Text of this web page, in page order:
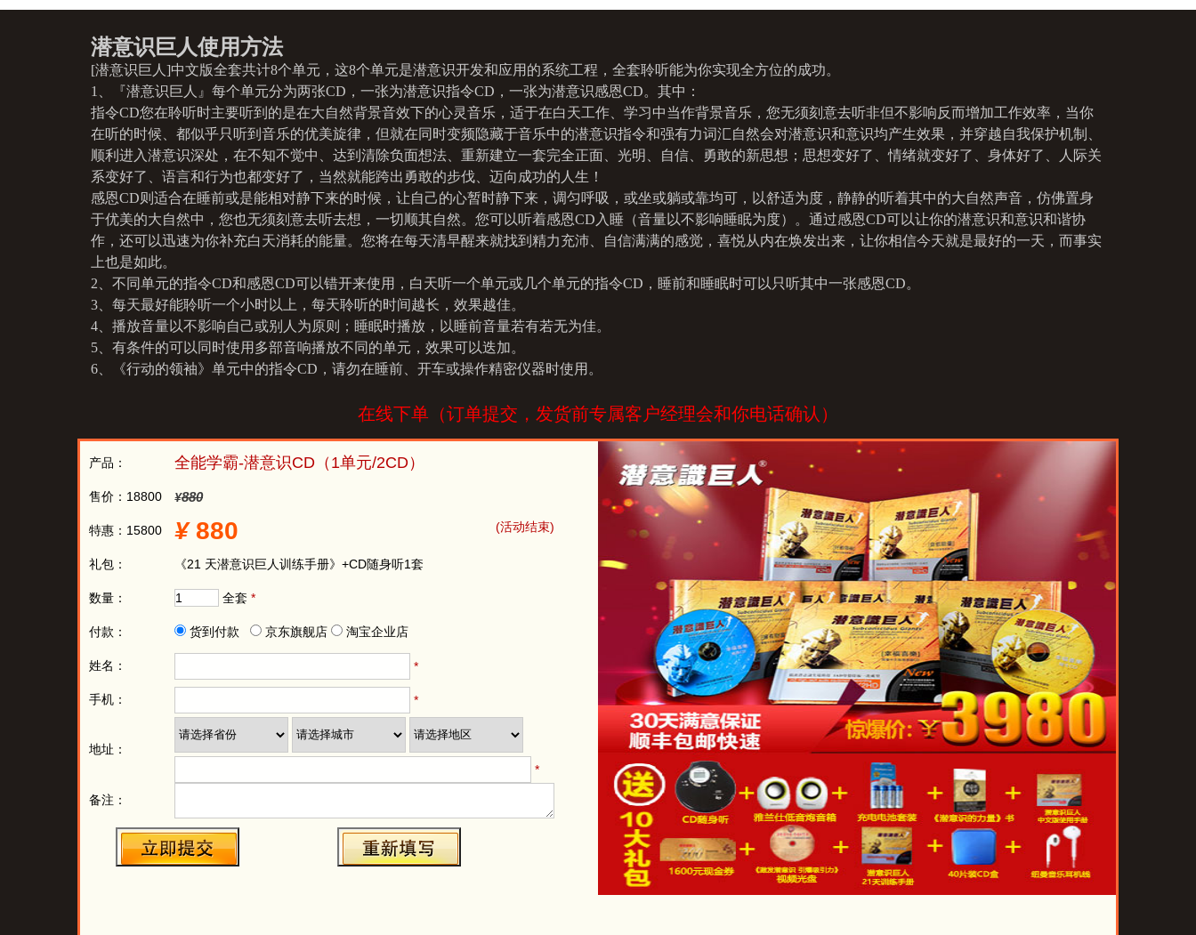
33
我善于安排时间 33
你善于安排时间
35
专注的学习让我效率超群
36
专注的学习让我记忆力超强 36
专注的学习让你记忆力超强
37
热爱学习让我的气质更好 37
热爱学习让你的气质更好
38
我从容的学习 38
你从容的学习
39
我的学习是轻松的 39
你的学习是轻松的
40
学过的都已深记在我的头脑中 40
学过的都已深记在你的头脑中
41
我的意识从容的调取记忆 41
我的意识从容的调取记忆
42
意识的五感协同帮助我的学习
意识的五感协同帮助你的学习
43
我以全身的感觉学习 43
你以全身的感觉学习
44
我喜欢进入学习的状态 44
你喜欢进入学习的状态
45
我现在就进入学习状态 45
你现在就进入学习状态
46
我很自觉
47
我保持从容 47
你保持从容
48
我保持平静 48
你保持平静
49
我喜欢学校的学习 49
你喜欢学校的学习
50
我喜欢自律的学习 50
你喜欢自律的学习
51
我在同学中树立学习的榜样 51
你在同学中树立学习的榜样
你喜欢帮助别人
你有强大的学习力
55
我有强大的直觉力 55
你有强大的直觉力
56
我有强大的感悟力 56
你有强大的感悟力
58
我有强大的理解力
我有强大的联想力
60
我有强大的自信力
61
我有强大的自制力 61
你有强大的自制力
63
我有强大的协调力
65
我是记忆的天才 65
你是记忆的天才
66
我是智商的天才 66
你是智商的天才
我是情商的天才 67
你是情商的天才
68
你是创造力的天才
我是全脑的天才 69
你是全脑的天才
我是潜意识的天才 70
你是潜意识的天才
71
巨人就是成长的天才 71
巨人就是成长的天才
73
我对我各方面有优越感
你对我各方面有优越感
优越感会让我更自信
优越感会让你更自信
34
我为强大的记忆力感恩 34
丰富
37
我感恩我拥有自制力
38
我对凡事发自内在的感恩
39
我感谢光明和音乐 39
清晰
40
我感谢整个宇宙的关爱 40
记忆
41
我感谢潜意识照看我的身体 41
理解
我感谢睡眠让我健康 43
创造
44
我感谢睡眠为我提供更多灵感 44
45
我感谢宇宙为我保护
45
46
我爱我的亲人
46
48
我爱所有的人 48
潜意识巨人使用方法
[潜意识巨人]中文版全套共计8个单元，这8个单元是潜意识开发和应用的系统工程，全套聆听能为你实现全方位的成功。
1、『潜意识巨人』每个单元分为两张CD，一张为潜意识指令CD，一张为潜意识感恩CD。其中：
指令CD您在聆听时主要听到的是在大自然背景音效下的心灵音乐，适于在白天工作、学习中当作背景音乐，您无须刻意去听非但不影响反而增加工作效率，当你
在听的时候、都似乎只听到音乐的优美旋律，但就在同时变频隐藏于音乐中的潜意识指令和强有力词汇自然会对潜意识和意识均产生效果，并穿越自我保护机制、
顺利进入潜意识深处，在不知不觉中、达到清除负面想法、重新建立一套完全正面、光明、自信、勇敢的新思想；思想变好了、情绪就变好了、身体好了、人际关
系变好了、语言和行为也都变好了，当然就能跨出勇敢的步伐、迈向成功的人生！
感恩CD则适合在睡前或是能相对静下来的时候，让自己的心暂时静下来，调匀呼吸，或坐或躺或靠均可，以舒适为度，静静的听着其中的大自然声音，仿佛置身
于优美的大自然中，您也无须刻意去听去想，一切顺其自然。您可以听着感恩CD入睡（音量以不影响睡眠为度）。通过感恩CD可以让你的潜意识和意识和谐协
作，还可以迅速为你补充白天消耗的能量。您将在每天清早醒来就找到精力充沛、自信满满的感觉，喜悦从内在焕发出来，让你相信今天就是最好的一天，而事实
上也是如此。
2、不同单元的指令CD和感恩CD可以错开来使用，白天听一个单元或几个单元的指令CD，睡前和睡眠时可以只听其中一张感恩CD。
3、每天最好能聆听一个小时以上，每天聆听的时间越长，效果越佳。
4、播放音量以不影响自己或别人为原则；睡眠时播放，以睡前音量若有若无为佳。
5、有条件的可以同时使用多部音响播放不同的单元，效果可以迭加。
6、《行动的领袖》单元中的指令CD，请勿在睡前、开车或操作精密仪器时使用。
在线下单（订单提交，发货前专属客户经理会和你电话确认）